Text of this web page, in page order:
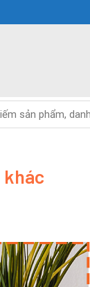
khác